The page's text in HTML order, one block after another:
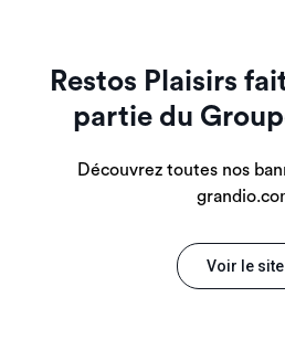
Restos Plaisirs
partie du
Découvrez toutes nos
Voir le site